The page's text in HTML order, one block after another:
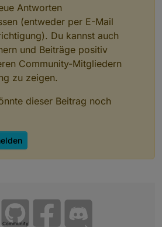
Antworten
(entweder per E-Mail
Du kannst auch
und Beiträge positiv
Community-Mitgliedern
zu zeigen.
dieser Beitrag noch
Community